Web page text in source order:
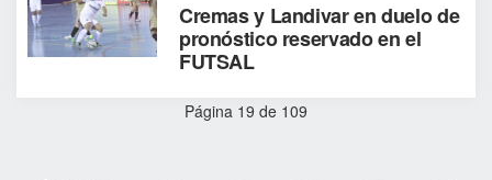
Cremas y Landivar en duelo de
pronóstico reservado en el
FUTSAL
Página 19 de 109